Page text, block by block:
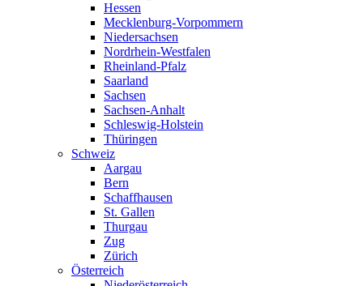
Hessen
Mecklenburg-Vorpommern
Niedersachsen
Nordrhein-Westfalen
Rheinland-Pfalz
Saarland
Sachsen
Sachsen-Anhalt
Schleswig-Holstein
Thüringen
Schweiz
Aargau
Bern
Schaffhausen
St. Gallen
Thurgau
Zug
Zürich
Österreich